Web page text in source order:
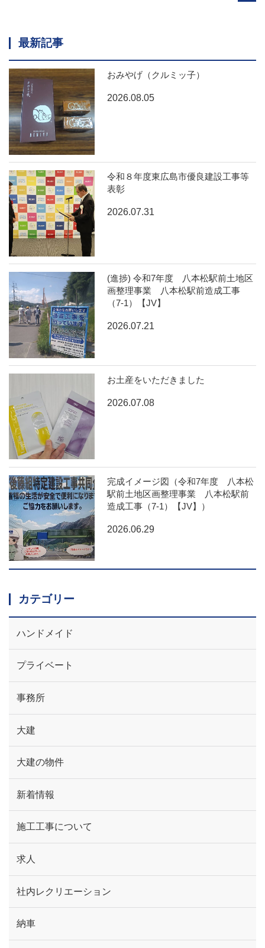
最新記事
おみやげ（クルミッ子）
2026.08.05
令和８年度東広島市優良建設工事等
表彰
2026.07.31
(進捗) 令和7年度 八本松駅前土地区
画整理事業 八本松駅前造成工事
（7-1）【JV】
2026.07.21
お土産をいただきました
2026.07.08
完成イメージ図（令和7年度 八本松
駅前土地区画整理事業 八本松駅前
造成工事（7-1）【JV】）
2026.06.29
カテゴリー
ハンドメイド
プライベート
事務所
大建
大建の物件
新着情報
施工工事について
求人
社内レクリエーション
納車